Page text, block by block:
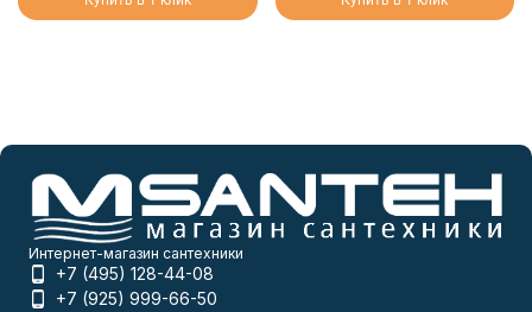
Интернет-магазин сантехники
+7 (495) 128-44-08
+7 (925) 999-66-50